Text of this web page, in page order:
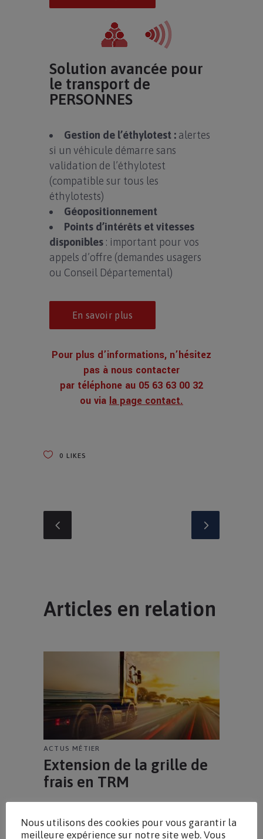
Solution avancée pour
le transport de
PERSONNES
Gestion de l’éthylotest : alertes
si un véhicule démarre sans
validation de l’éthylotest
(compatible sur tous les
éthylotests)
Géopositionnement
Points d’intérêts et vitesses
disponibles : important pour vos
appels d’offre (demandes usagers
ou Conseil Départemental)
En savoir plus
Pour plus d’informations, n’hésitez
pas à nous contacter
par téléphone au 05 63 63 00 32
ou via la page contact.
0 LIKES
Articles en relation
ACTUS MÉTIER
Extension de la grille de
frais en TRM
Nous utilisons des cookies pour vous garantir la
meilleure expérience sur notre site web. Vous